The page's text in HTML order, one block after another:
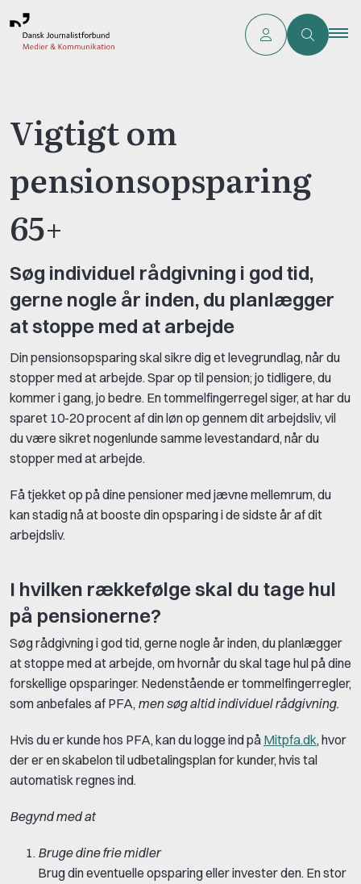
Vigtigt om
pensionsopsparing
65+
Søg individuel rådgivning i god tid,
gerne nogle år inden, du planlægger
at stoppe med at arbejde
Din pensionsopsparing skal sikre dig et levegrundlag, når du
stopper med at arbejde. Spar op til pension; jo tidligere, du
kommer i gang, jo bedre. En tommelfingerregel siger, at har du
sparet 10-20 procent af din løn op gennem dit arbejdsliv, vil
du være sikret nogenlunde samme levestandard, når du
stopper med at arbejde.
Få tjekket op på dine pensioner med jævne mellemrum, du
kan stadig nå at booste din opsparing i de sidste år af dit
arbejdsliv.
I hvilken rækkefølge skal du tage hul
på pensionerne?
Søg rådgivning i god tid, gerne nogle år inden, du planlægger
at stoppe med at arbejde, om hvornår du skal tage hul på dine
forskellige opsparinger. Nedenstående er tommelfingerregler,
som anbefales af PFA, men søg altid individuel rådgivning.
Hvis du er kunde hos PFA, kan du logge ind på Mitpfa.dk, hvor
der er en skabelon til udbetalingsplan for kunder, hvis tal
automatisk regnes ind.
Begynd med at
Bruge dine frie midler
Brug din eventuelle opsparing eller invester den. En stor